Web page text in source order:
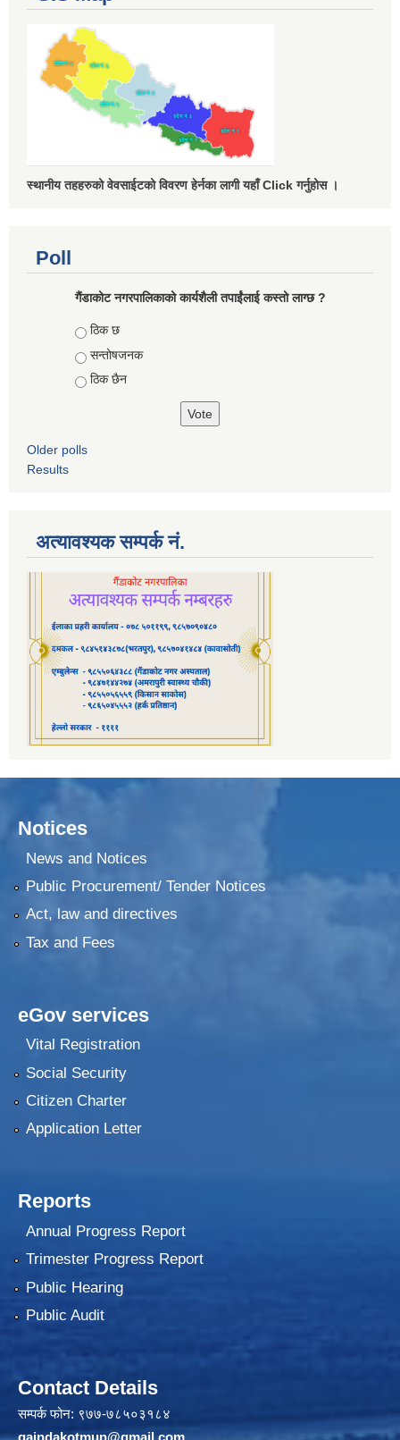
स्थानीय तहहरुको वेवसाईटको विवरण हेर्नका लागी यहाँ Click गर्नुहोस ।
Poll
गैंडाकोट नगरपालिकाको कार्यशैली तपाईंलाई कस्तो लाग्छ ?
Choices
ठिक छ
सन्तोषजनक
ठिक छैन
Older polls
Results
अत्यावश्यक सम्पर्क नं.
Notices
News and Notices
Public Procurement/ Tender Notices
Act, law and directives
Tax and Fees
eGov services
Vital Registration
Social Security
Citizen Charter
Application Letter
Reports
Annual Progress Report
Trimester Progress Report
Public Hearing
Public Audit
Contact Details
सम्पर्क फोन: ९७७-७८५०३१८४
gaindakotmun@gmail.com